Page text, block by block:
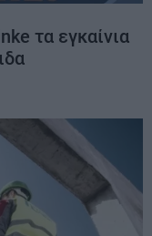
τα εγκαίνια